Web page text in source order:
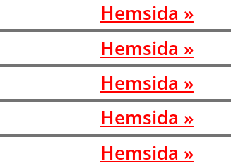
Hemsida »
Hemsida »
Hemsida »
Hemsida »
Hemsida »